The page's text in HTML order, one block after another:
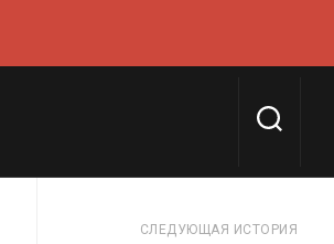
СЛЕДУЮЩАЯ ИСТОРИЯ